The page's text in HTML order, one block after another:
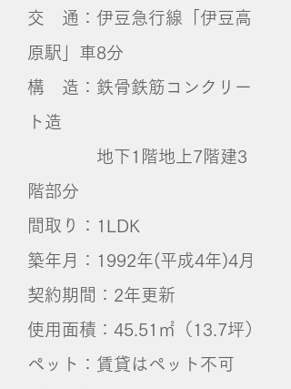
交 通：伊豆急行線「伊豆高
原駅」車8分
構 造：鉄骨鉄筋コンクリー
ト造
地下1階地上7階建3
階部分
間取り：1LDK
築年月：1992年(平成4年)4月
契約期間：2年更新
使用面積：45.51㎡（13.7坪）
ペット：賃貸はペット不可